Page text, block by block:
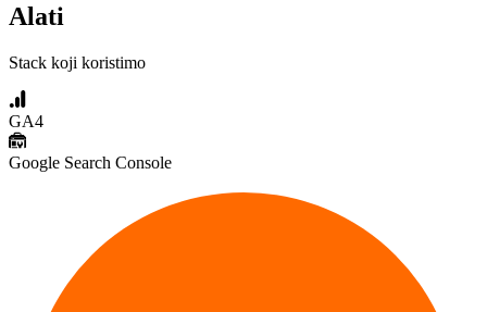
Alati
Stack koji koristimo
GA4
Google Search Console